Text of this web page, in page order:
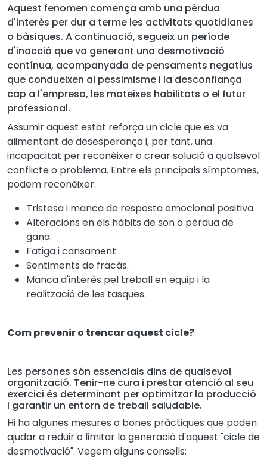
Aquest fenomen comença amb una pèrdua
d'interès per dur a terme les activitats quotidianes
o bàsiques. A continuació, segueix un període
d'inacció que va generant una desmotivació
contínua, acompanyada de pensaments negatius
que condueixen al pessimisme i la desconfiança
cap a l'empresa, les mateixes habilitats o el futur
professional.
Assumir aquest estat reforça un cicle que es va
alimentant de desesperança i, per tant, una
incapacitat per reconèixer o crear solució a qualsevol
conflicte o problema. Entre els principals símptomes,
podem reconèixer:
Tristesa i manca de resposta emocional positiva.
Alteracions en els hàbits de son o pèrdua de
gana.
Fatiga i cansament.
Sentiments de fracàs.
Manca d'interès pel treball en equip i la
realització de les tasques.
Com prevenir o trencar aquest cicle?
Les persones són essencials dins de qualsevol
organització. Tenir-ne cura i prestar atenció al seu
exercici és determinant per optimitzar la producció
i garantir un entorn de treball saludable.
Hi ha algunes mesures o bones pràctiques que poden
ajudar a reduir o limitar la generació d'aquest "cicle de
desmotivació". Vegem alguns consells: